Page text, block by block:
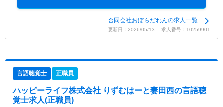
合同会社おぼらだれんの求人一覧
更新日：2026/05/13 求人番号：10259901
言語聴覚士 正職員
ハッピーライフ株式会社 りずむはーと妻田西の言語聴
覚士求人(正職員)